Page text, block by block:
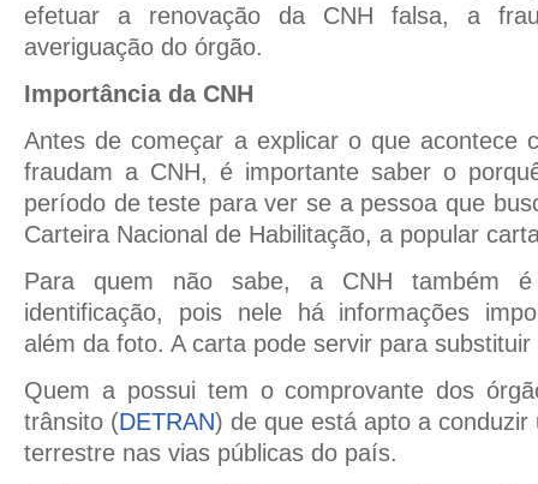
efetuar a renovação da CNH falsa, a
averiguação do órgão.
Importância da CNH
Antes de começar a explicar o que acontece
fraudam a CNH, é importante saber o
período de teste para ver se a pessoa que
Carteira Nacional de Habilitação, a popular
Para quem não sabe, a CNH também
identificação, pois nele há informações
além da foto. A carta pode servir para
Quem a possui tem o comprovante dos
trânsito (DETRAN) de que está apto a
terrestre nas vias públicas do país.